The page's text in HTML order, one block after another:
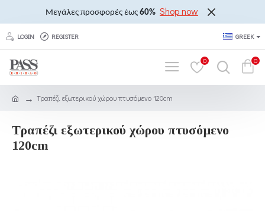
Μεγάλες προσφορές έως 60% Shop now
LOGIN REGISTER GREEK
0 0
Τραπέζι εξωτερικού χώρου πτυσόμενο 120cm
Τραπέζι εξωτερικού χώρου πτυσόμενο
120cm